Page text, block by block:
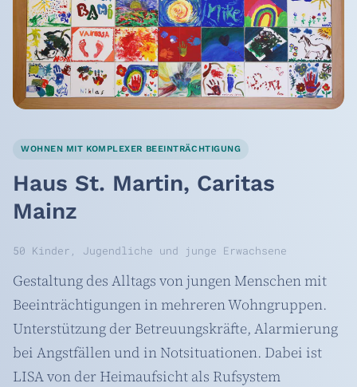
WOHNEN MIT KOMPLEXER BEEINTRÄCHTIGUNG
Haus St. Martin, Caritas
Mainz
50 Kinder, Jugendliche und junge Erwachsene
Gestaltung des Alltags von jungen Menschen mit
Beeinträchtigungen in mehreren Wohngruppen.
Unterstützung der Betreuungskräfte, Alarmierung
bei Angstfällen und in Notsituationen. Dabei ist
LISA von der Heimaufsicht als Rufsystem